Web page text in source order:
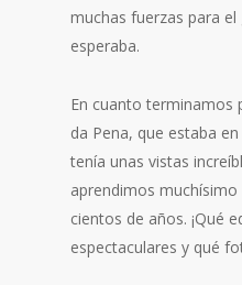
muchas fuerzas para el
esperaba.
En cuanto terminamos
da Pena, que estaba
tenía unas vistas
aprendimos
cientos de años. ¡Qué
espectaculares y qué